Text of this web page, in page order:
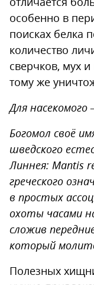
особенно в
поисках белка
количество
сверчков, мух
тому же
Для
Богомол своё
шведского
Линнея: Mantis
греческого
в простых
охоты часами
сложив
который
Полезных